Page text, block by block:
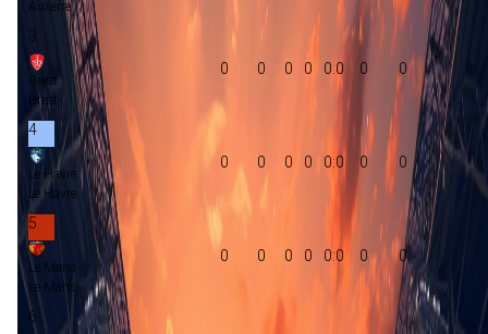
Auxerre
3
Brest
Brest
0 0 0 0 0:0 0 0
4
Le Havre
Le Havre
0 0 0 0 0:0 0 0
5
Le Mans
Le Mans
0 0 0 0 0:0 0 0
6